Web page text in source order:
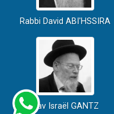
Rabbi David ABI'HSSIRA
Rav Israël GANTZ